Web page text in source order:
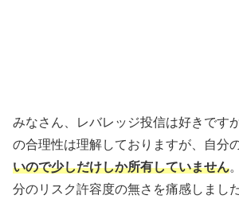
みなさん、レバレッジ投信は好きです
の合理性は理解しておりますが、自分
いので少しだけしか所有していません
分のリスク許容度の無さを痛感しまし